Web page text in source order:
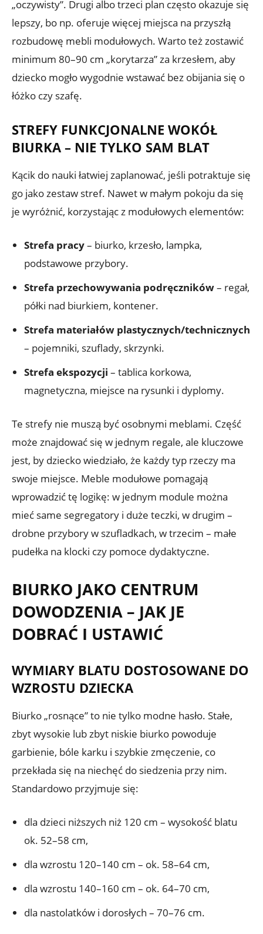
„oczywisty”. Drugi albo trzeci plan często okazuje się
lepszy, bo np. oferuje więcej miejsca na przyszłą
rozbudowę mebli modułowych. Warto też zostawić
minimum 80–90 cm „korytarza” za krzesłem, aby
dziecko mogło wygodnie wstawać bez obijania się o
łóżko czy szafę.
STREFY FUNKCJONALNE WOKÓŁ
BIURKA – NIE TYLKO SAM BLAT
Kącik do nauki łatwiej zaplanować, jeśli potraktuje się
go jako zestaw stref. Nawet w małym pokoju da się
je wyróżnić, korzystając z modułowych elementów:
Strefa pracy– biurko, krzesło, lampka,
podstawowe przybory.
Strefa przechowywania podręczników– regał,
półki nad biurkiem, kontener.
Strefa materiałów plastycznych/technicznych
– pojemniki, szuflady, skrzynki.
Strefa ekspozycji – tablica korkowa,
magnetyczna, miejsce na rysunki i dyplomy.
Te strefy nie muszą być osobnymi meblami. Część
może znajdować się w jednym regale, ale kluczowe
jest, by dziecko wiedziało, że każdy typ rzeczy ma
swoje miejsce. Meble modułowe pomagają
wprowadzić tę logikę: w jednym module można
mieć same segregatory i duże teczki, w drugim –
drobne przybory w szufladkach, w trzecim – małe
pudełka na klocki czy pomoce dydaktyczne.
BIURKO JAKO CENTRUM
DOWODZENIA – JAK JE
DOBRAĆ I USTAWIĆ
WYMIARY BLATU DOSTOSOWANE DO
WZROSTU DZIECKA
Biurko „rosnące” to nie tylko modne hasło. Stałe,
zbyt wysokie lub zbyt niskie biurko powoduje
garbienie, bóle karku i szybkie zmęczenie, co
przekłada się na niechęć do siedzenia przy nim.
Standardowo przyjmuje się:
dla dzieci niższych niż 120 cm – wysokość blatu
ok. 52–58 cm,
dla wzrostu 120–140 cm – ok. 58–64 cm,
dla wzrostu 140–160 cm – ok. 64–70 cm,
dla nastolatków i dorosłych – 70–76 cm.